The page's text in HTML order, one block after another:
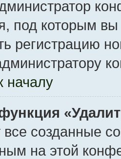
под которым
регистрацию
началу
созданные
на этой